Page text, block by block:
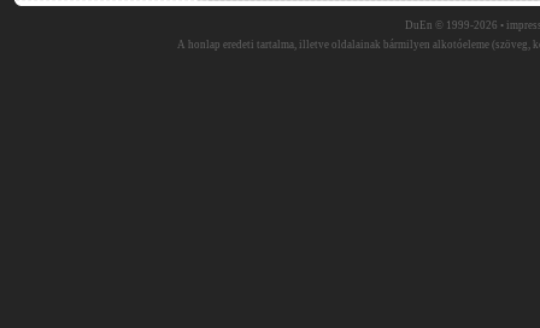
DuEn © 1999-2026 •
A honlap eredeti tartalma, illetve oldalainak bármilyen alkotóeleme (szöveg,